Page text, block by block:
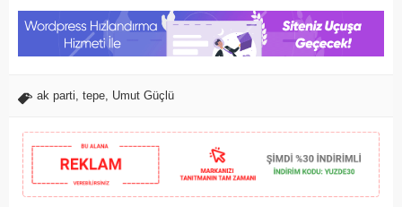
ak parti tepe Umut Güçlü